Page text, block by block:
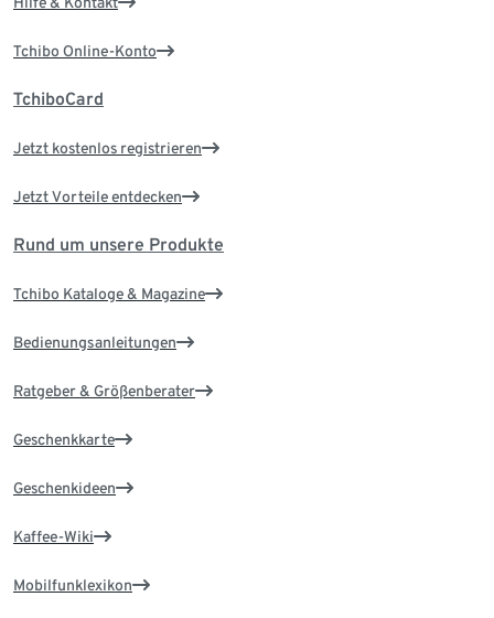
Tchibo Online-Konto
TchiboCard
Jetzt kostenlos registrieren
Jetzt Vorteile entdecken
Rund um unsere Produkte
Tchibo Kataloge & Magazine
Bedienungsanleitungen
Ratgeber & Größenberater
Geschenkkarte
Geschenkideen
Kaffee-Wiki
Mobilfunklexikon